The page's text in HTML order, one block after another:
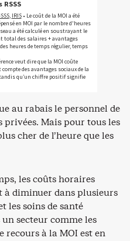
au rabais le personnel de
privées. Mais pour tous les
cher de l’heure que les
les coûts horaires
à diminuer dans plusieurs
les soins de santé
secteur comme les
recours à la MOI est en